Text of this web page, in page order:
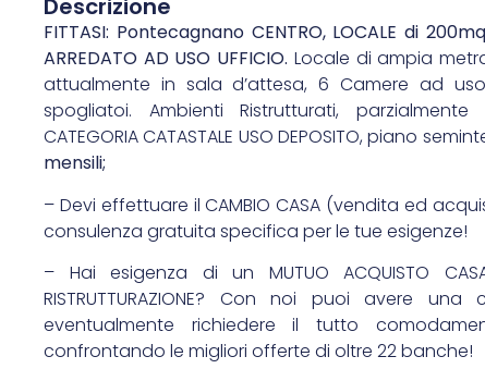
Descrizione
FITTASI: Pontecagnano CENTRO, LOCALE di
ARREDATO AD USO UFFICIO. Locale di ampia
attualmente in sala d’attesa, 6 Camere ad
spogliatoi. Ambienti Ristrutturati,
CATEGORIA CATASTALE USO DEPOSITO, piano
mensili;
– Devi effettuare il CAMBIO CASA (vendita ed
consulenza gratuita specifica per le tue esigenze!
– Hai esigenza di un MUTUO ACQUISTO
RISTRUTTURAZIONE? Con noi puoi avere
eventualmente richiedere il tutto
confrontando le migliori offerte di oltre 22 banche!